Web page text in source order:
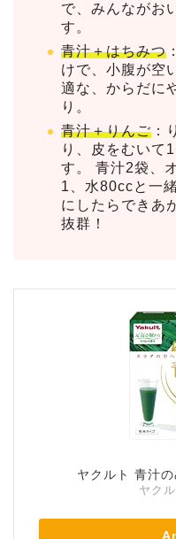
で、みんながお
す。
青汁＋はちみつ
けで、小腹が空
適な、からだに
り。
青汁＋りんご ：
り、皮をむいて
す。 青汁2袋、
1、水80ccと一
にしたらできあ
抜群！
ヤクルト 青汁
ヤク